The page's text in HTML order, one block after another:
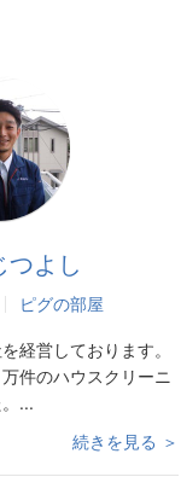
つよし
ピグの部屋
経営しております。
件のハウスクリーニ
...
続きを見る ＞